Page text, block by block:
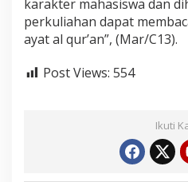
r
T
e
m
D
karakter mahasiswa dan
perkuliahan dapat
ayat al qur’an”, (Mar/C13).
Post Views: 554
Ikuti